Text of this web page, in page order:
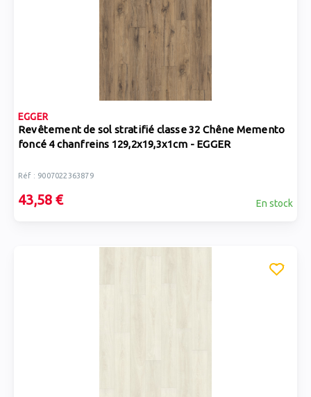
EGGER
Revêtement de sol stratifié classe 32 Chêne Memento
foncé 4 chanfreins 129,2x19,3x1cm - EGGER
Réf : 9007022363879
43,58 € En stock